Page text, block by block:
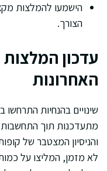
הישמעו להמלצות
הצורך.
עדכון
האחרונות
שינויים בהנחיות התרחשו
מתעדכנות תוך התחשבות
והניסיון המצטבר של
לא מזמן, המליצו על